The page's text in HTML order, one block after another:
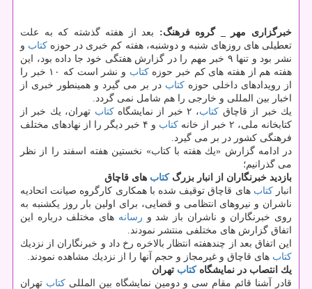
خبرگزاری مهر _ گروه فرهنگ: بعد از هفته گذشته كه به علت
تعطیلی های روزهای شنبه و دوشنبه، هفته كم خبری در حوزه كتاب و
نشر بود و تنها ۹ خبر مهم را در گزارش هفتگی خود جا داده بود، این
هفته هم از هفته های كم خبر حوزهكتاب
و نشر است كه ۱۰ خبر را
از رویدادهای داخلی حوزه كتاب در بر می گیرد و همینطور خبری از
اخبار بین المللی و خارجی را هم شامل نمی گردد.
یك خبر از قاچاق كتاب، ۲ خبر از نمایشگاه كتاب تهران، یك خبر از
كتابخانه ملی، ۲ خبر از خانه
كتاب
و ۴ خبر دیگر را از نهادهای مختلف
فرهنگی كشور در بر می گیرد.
در ادامه گزارش «یك هفته با كتاب» نخستین هفته اسفند را از نظر
می گذرانیم؛
بازدید خبرنگاران از انبار بزرگكتاب های قاچاق
انباركتاب های قاچاق توقیف شده با همكاری كارگروه صیانت اتحادیه
ناشران و نیروهای انتظامی و قضایی، برای اولین بار روز یكشنبه به
روی خبرنگاران و ناشران باز شد و رسانه های مختلف درباره این
اتفاق گزارش های مختلفی منتشر نمودند.
این اتفاق بعد از چندهفته انتظار بالاخره رخ داد و خبرنگاران از نزدیك
كتاب های قاچاق و غیرمجاز و حجم آنها را از نزدیك مشاهده نمودند.
یك انتصاب در نمایشگاهكتاب تهران
قادر آشنا قائم مقام سی و دومین نمایشگاه بین المللی كتاب تهران